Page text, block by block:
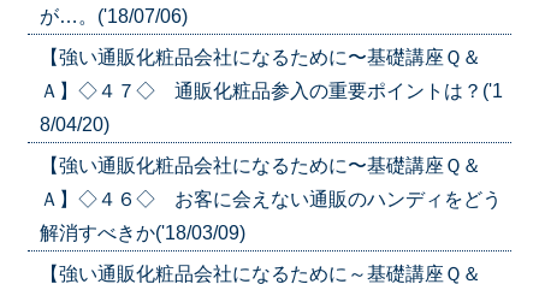
が…。('18/07/06)
【強い通販化粧品会社になるために〜基礎講座Ｑ＆
Ａ】◇４７◇ 通販化粧品参入の重要ポイントは？('1
8/04/20)
【強い通販化粧品会社になるために〜基礎講座Ｑ＆
Ａ】◇４６◇ お客に会えない通販のハンディをどう
解消すべきか('18/03/09)
【強い通販化粧品会社になるために～基礎講座Ｑ＆